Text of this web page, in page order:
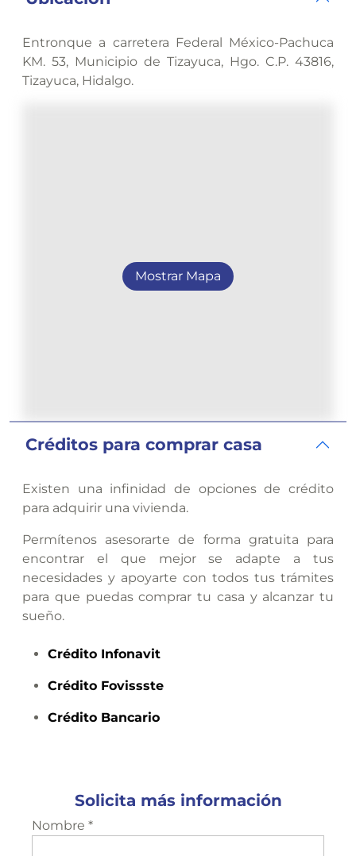
Entronque a carretera Federal México-Pachuca
KM. 53, Municipio de Tizayuca, Hgo. C.P. 43816,
Tizayuca, Hidalgo.
Mostrar Mapa
Créditos para comprar casa
Existen una infinidad de opciones de crédito
para adquirir una vivienda.
Permítenos asesorarte de forma gratuita para
encontrar el que mejor se adapte a tus
necesidades y apoyarte con todos tus trámites
para que puedas comprar tu casa y alcanzar tu
sueño.
Crédito Infonavit
Crédito Fovissste
Crédito Bancario
Solicita más información
Nombre *